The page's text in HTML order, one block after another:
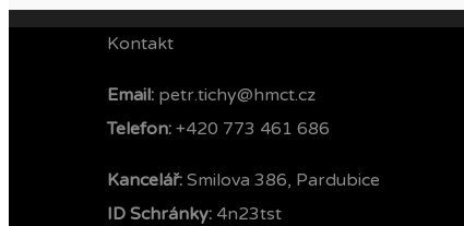
Kontakt
Email: petr.tichy@hmct.cz
Telefon: ‭ +420 773 461 686‬
Kancelář: Smilova 386, Pardubice
ID Schránky: 4n23tst